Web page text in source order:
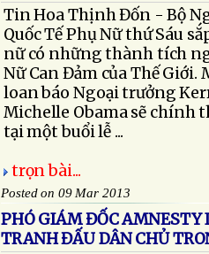
Tin Hoa Thịnh Đốn - Bộ
Quốc Tế Phụ Nữ thứ Sáu
nữ có những thành tích
Nữ Can Đảm của Thế Giới.
loan báo Ngoại trưởng
Michelle Obama sẽ chính
tại một buổi lễ ...
trọn bài...
Posted on 09 Mar 2013
PHÓ GIÁM ĐỐC
TRANH ĐẤU DÂN CHỦ